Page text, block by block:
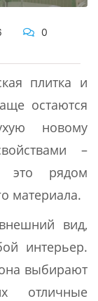
0
плитка и
остаются
новому
–
это рядом
материала.
вид,
интерьер.
выбирают
отличные